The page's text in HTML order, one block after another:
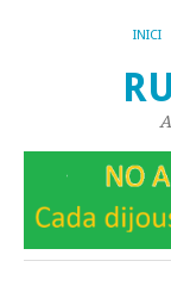
INICI